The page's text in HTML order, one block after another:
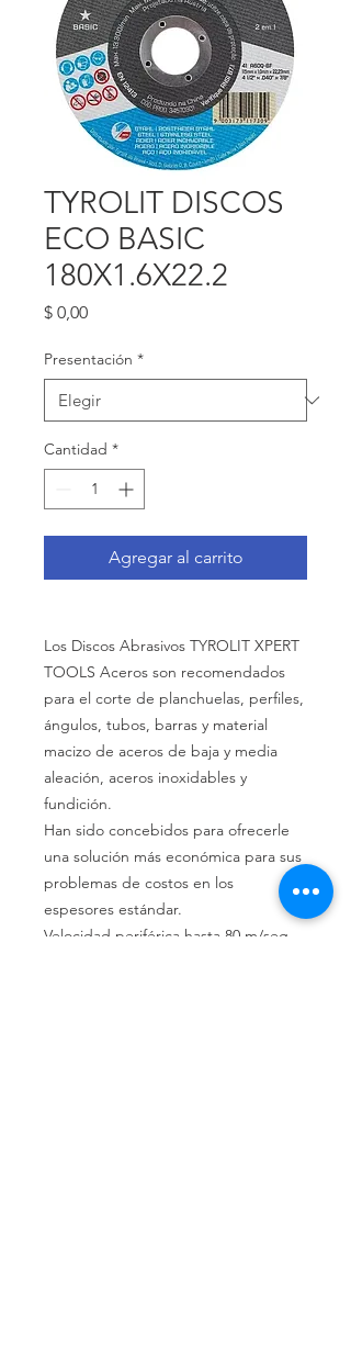
TYROLIT DISCOS
ECO BASIC
180X1.6X22.2
$ 0,00Precio
Presentación *
Cantidad *
Agregar al carrito
Los Discos Abrasivos TYROLIT XPERT
TOOLS Aceros son recomendados
para el corte de planchuelas, perfiles,
ángulos, tubos, barras y material
macizo de aceros de baja y media
aleación, aceros inoxidables y
fundición.
Han sido concebidos para ofrecerle
una solución más económica para sus
problemas de costos en los
espesores estándar.
Velocidad periférica hasta 80 m/seg.